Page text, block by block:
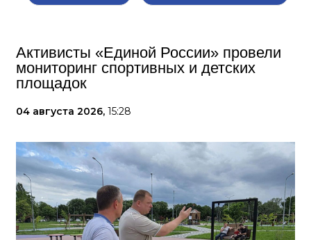
Активисты «Единой России» провели
мониторинг спортивных и детских
площадок
04 августа 2026, 15:28